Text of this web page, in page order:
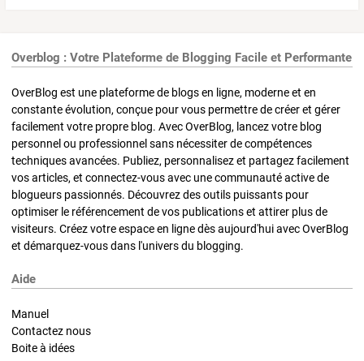
Overblog : Votre Plateforme de Blogging Facile et Performante
OverBlog est une plateforme de blogs en ligne, moderne et en
constante évolution, conçue pour vous permettre de créer et gérer
facilement votre propre blog. Avec OverBlog, lancez votre blog
personnel ou professionnel sans nécessiter de compétences
techniques avancées. Publiez, personnalisez et partagez facilement
vos articles, et connectez-vous avec une communauté active de
blogueurs passionnés. Découvrez des outils puissants pour
optimiser le référencement de vos publications et attirer plus de
visiteurs. Créez votre espace en ligne dès aujourd'hui avec OverBlog
et démarquez-vous dans l'univers du blogging.
Aide
Manuel
Contactez nous
Boite à idées